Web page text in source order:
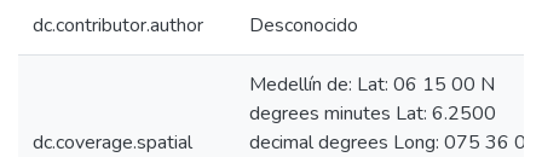
dc.contributor.author Desconocido
dc.coverage.spatial
Medellín de: Lat: 06 15 00 N
degrees minutes Lat: 6.2500
decimal degrees Long: 075 36 00